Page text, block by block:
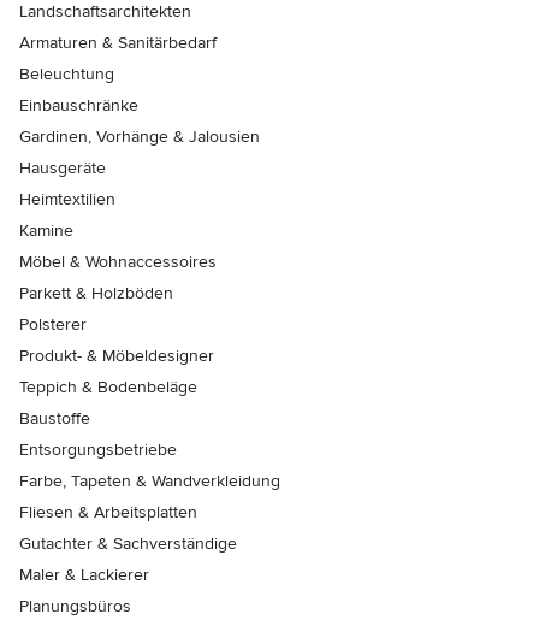
Landschaftsarchitekten
Armaturen & Sanitärbedarf
Beleuchtung
Einbauschränke
Gardinen, Vorhänge & Jalousien
Hausgeräte
Heimtextilien
Kamine
Möbel & Wohnaccessoires
Parkett & Holzböden
Polsterer
Produkt- & Möbeldesigner
Teppich & Bodenbeläge
Baustoffe
Entsorgungsbetriebe
Farbe, Tapeten & Wandverkleidung
Fliesen & Arbeitsplatten
Gutachter & Sachverständige
Maler & Lackierer
Planungsbüros